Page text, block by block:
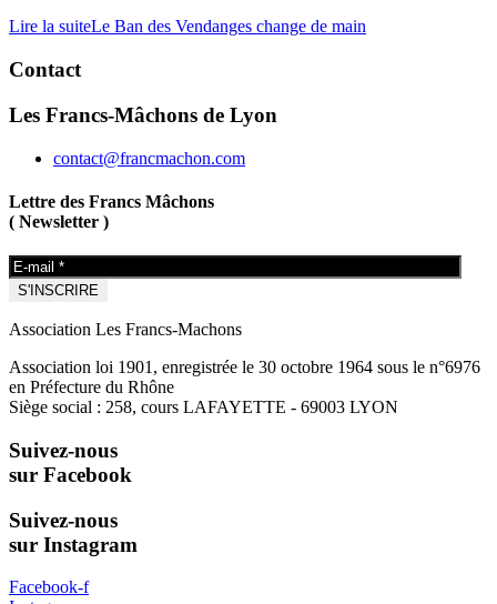
Lire la suiteLe Ban des Vendanges change de main
Contact
Les Francs-Mâchons de Lyon
contact@francmachon.com
Lettre des Francs Mâchons
( Newsletter )
Association Les Francs-Machons
Association loi 1901, enregistrée le 30 octobre 1964 sous le n°6976
en Préfecture du Rhône
Siège social : 258, cours LAFAYETTE - 69003 LYON
Suivez-nous
sur Facebook
Suivez-nous
sur Instagram
Facebook-f